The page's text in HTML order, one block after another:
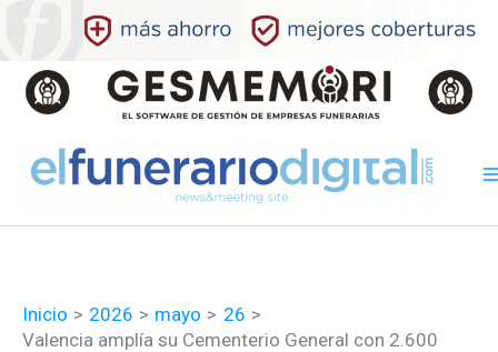
contenido
Inicio 2026 mayo
26
Valencia amplía su Cementerio General con 2.600